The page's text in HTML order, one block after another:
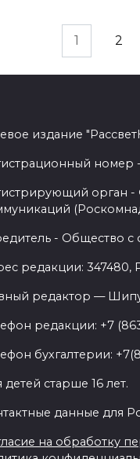
1 2
издание
номер
орган -
- Общество с
редакции: 347480,
редактор —
редакции: +7
бухгалтерии:
детей старше 16 лет.
данные для
на обработку